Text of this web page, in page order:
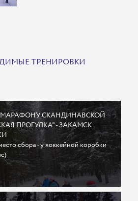
ТРЕНИРОВКИ
СКАНДИНАВСКОЙ
ПРОГУЛКА" - ЗАКАМСК
сбора - у хоккейной коробки